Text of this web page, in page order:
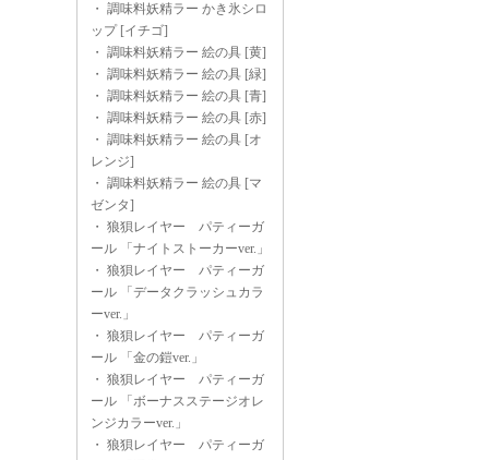
・ 調味料妖精ラー かき氷シロ
ップ [イチゴ]
・ 調味料妖精ラー 絵の具 [黄]
・ 調味料妖精ラー 絵の具 [緑]
・ 調味料妖精ラー 絵の具 [青]
・ 調味料妖精ラー 絵の具 [赤]
・ 調味料妖精ラー 絵の具 [オ
レンジ]
・ 調味料妖精ラー 絵の具 [マ
ゼンタ]
・ 狼狽レイヤー パティーガ
ール 「ナイトストーカーver.」
・ 狼狽レイヤー パティーガ
ール 「データクラッシュカラ
ーver.」
・ 狼狽レイヤー パティーガ
ール 「金の鎧ver.」
・ 狼狽レイヤー パティーガ
ール 「ボーナスステージオレ
ンジカラーver.」
・ 狼狽レイヤー パティーガ